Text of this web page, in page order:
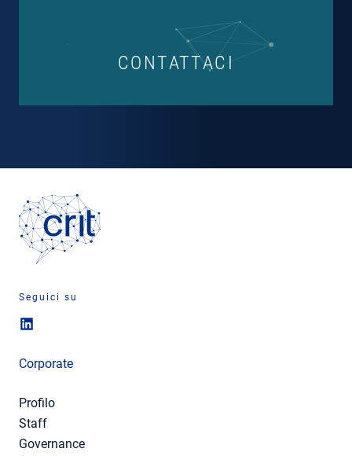
CONTATTACI
Seguici su
Corporate
Profilo
Staff
Governance